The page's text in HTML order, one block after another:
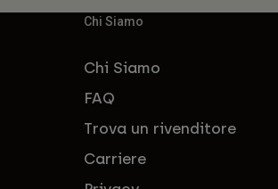
Chi Siamo
Chi Siamo
FAQ
Trova un rivenditore
Carriere